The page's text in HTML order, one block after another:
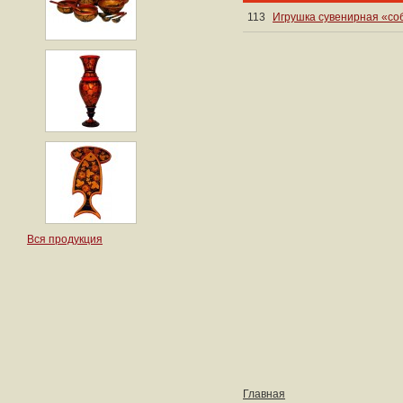
Вся продукция
113
Игрушка сувенирная
Главная